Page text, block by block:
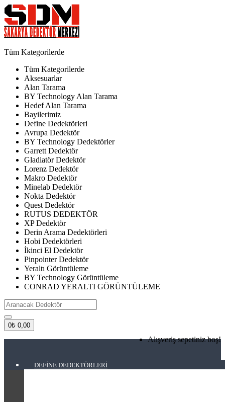
Tüm Kategorilerde
Tüm Kategorilerde
Aksesuarlar
Alan Tarama
BY Technology Alan Tarama
Hedef Alan Tarama
Bayilerimiz
Define Dedektörleri
Avrupa Dedektör
BY Technology Dedektörler
Garrett Dedektör
Gladiatör Dedektör
Lorenz Dedektör
Makro Dedektör
Minelab Dedektör
Nokta Dedektör
Quest Dedektör
RUTUS DEDEKTÖR
XP Dedektör
Derin Arama Dedektörleri
Hobi Dedektörleri
İkinci El Dedektör
Pinpointer Dedektör
Yeraltı Görüntüleme
BY Technology Görüntüleme
CONRAD YERALTI GÖRÜNTÜLEME
0 ₺ 0,00
Alışveriş sepetiniz boş!
DEFINE DEDEKTÖRLERI